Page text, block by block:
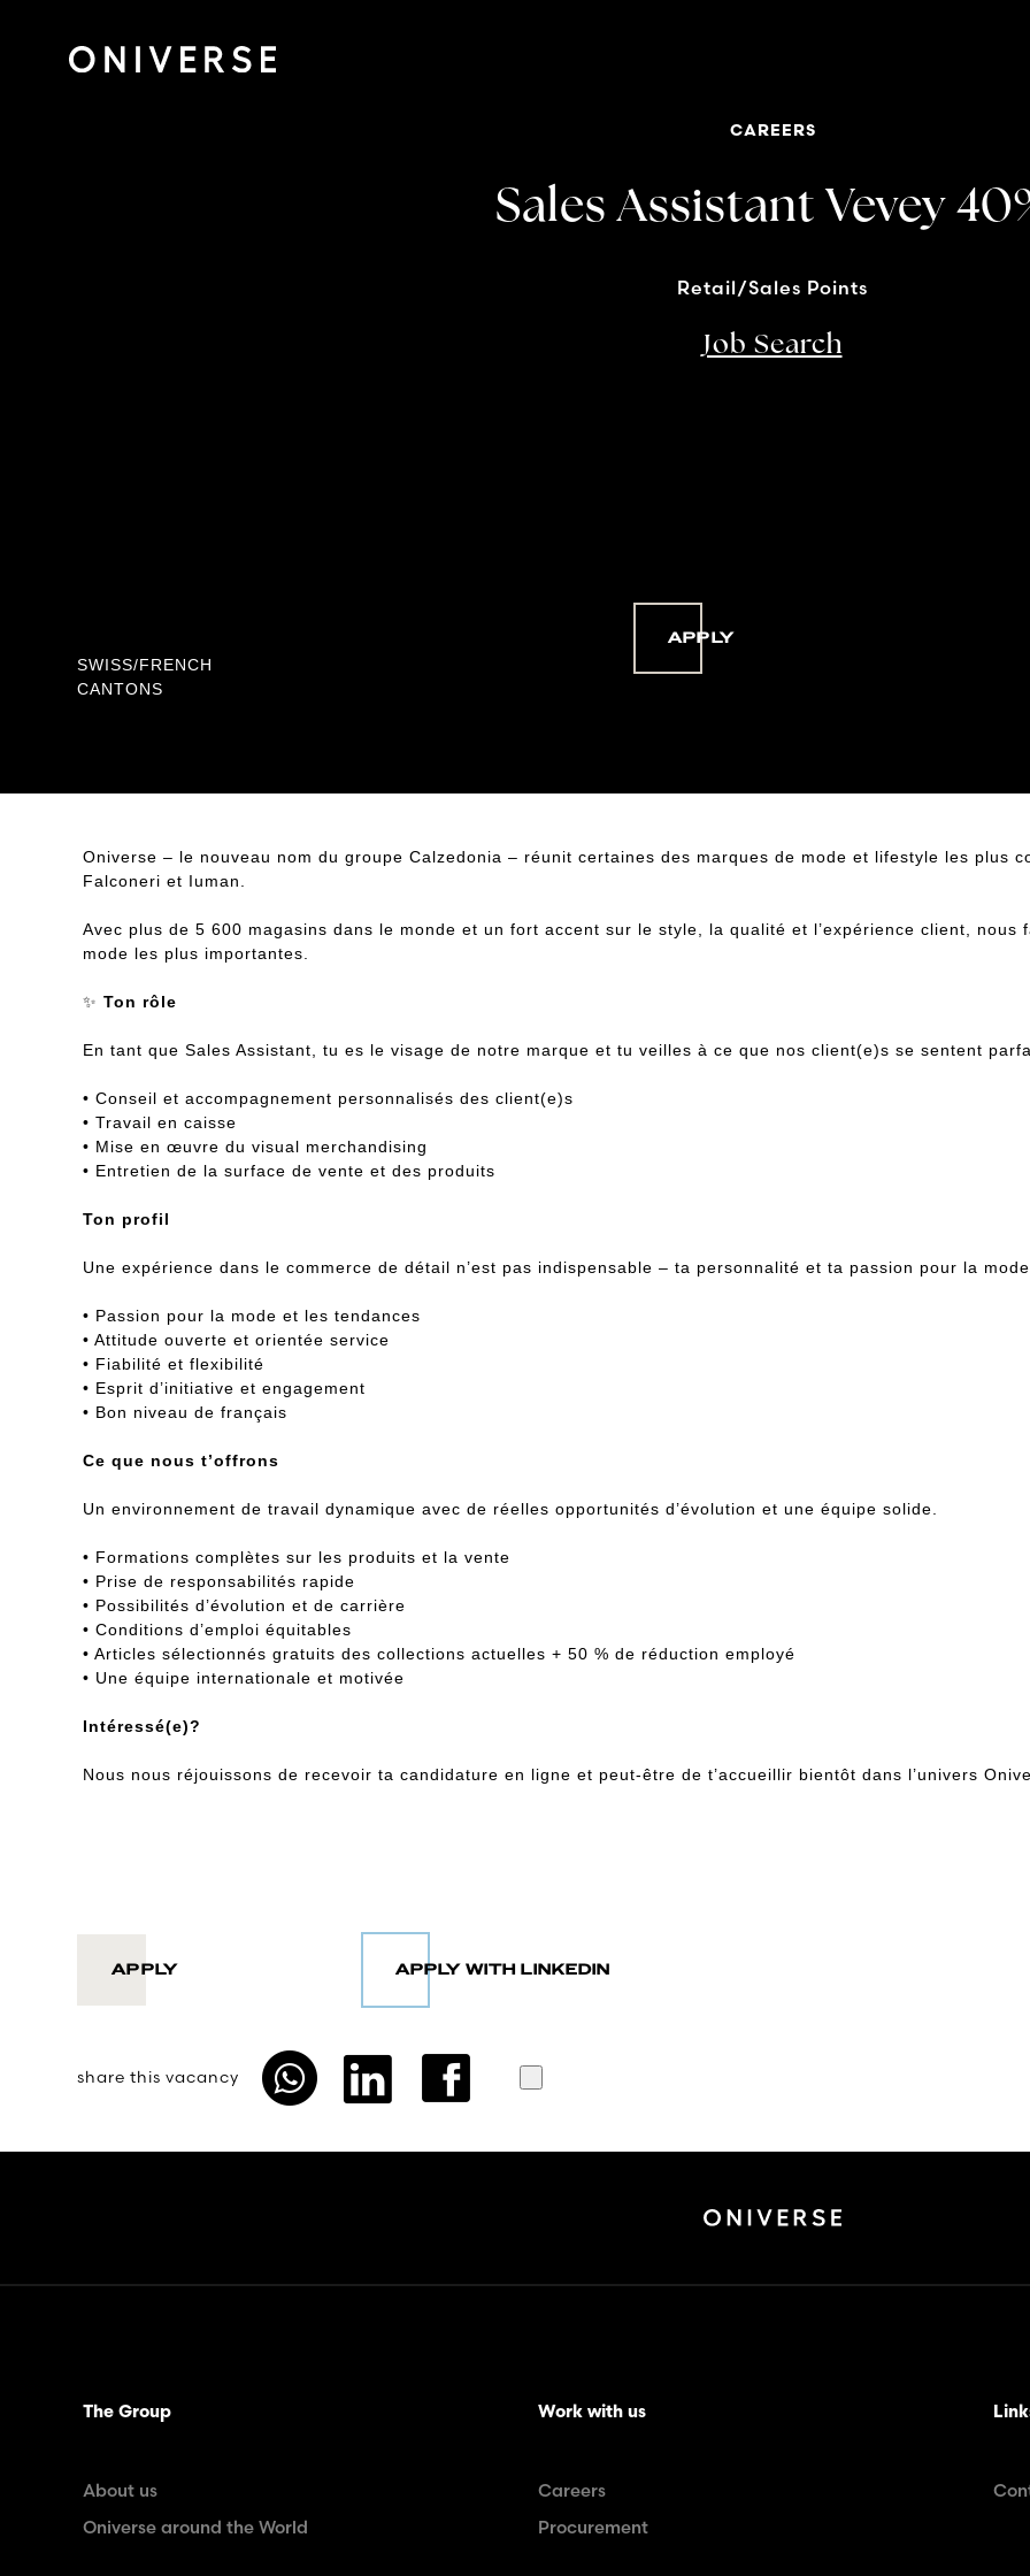
CAREERS
Sales Assistant Vevey
Retail/Sales Points
Job Search
SWISS/FRENCH
CANTONS
APPLY
Oniverse – le nouveau nom du groupe Calzedonia – réunit certaines des marques de mode et lifestyle les plus
Falconeri et Iuman.
Avec plus de 5 600 magasins dans le monde et un fort accent sur le style, la qualité et l’expérience client,
mode les plus importantes.
✨ Ton rôle
En tant que Sales Assistant, tu es le visage de notre marque et tu veilles à ce que nos client(e)s se sentent
• Conseil et accompagnement personnalisés des client(e)s
• Travail en caisse
• Mise en œuvre du visual merchandising
• Entretien de la surface de vente et des produits
Ton profil
Une expérience dans le commerce de détail n’est pas indispensable – ta personnalité et ta passion pour la
• Passion pour la mode et les tendances
• Attitude ouverte et orientée service
• Fiabilité et flexibilité
• Esprit d’initiative et engagement
• Bon niveau de français
Ce que nous t’offrons
Un environnement de travail dynamique avec de réelles opportunités d’évolution et une équipe solide.
• Formations complètes sur les produits et la vente
• Prise de responsabilités rapide
• Possibilités d’évolution et de carrière
• Conditions d’emploi équitables
• Articles sélectionnés gratuits des collections actuelles + 50 % de réduction employé
• Une équipe internationale et motivée
Intéressé(e)?
Nous nous réjouissons de recevoir ta candidature en ligne et peut-être de t’accueillir bientôt dans l’univers
APPLY
share this vacancy
The Group
About us
Oniverse around the World
Work with us
Careers
Procurement